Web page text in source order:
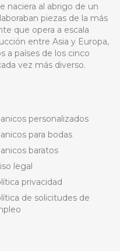
naciera al abrigo de un
piezas de la más
que opera a escala
entre Asia y Europa,
a países de los cinco
vez más diverso.
personalizados
para bodas
baratos
legal
privacidad
de solicitudes de